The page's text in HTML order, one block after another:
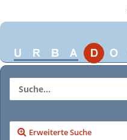
Erweiterte Suche